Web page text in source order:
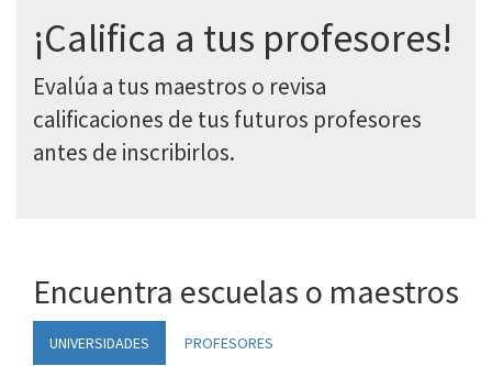
¡Califica a tus profesores!
Evalúa a tus maestros o revisa
calificaciones de tus futuros profesores
antes de inscribirlos.
Encuentra escuelas o maestros
UNIVERSIDADES PROFESORES